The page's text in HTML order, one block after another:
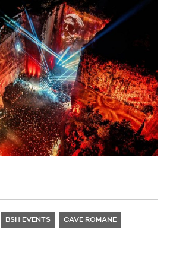
BSH EVENTS CAVE ROMANE